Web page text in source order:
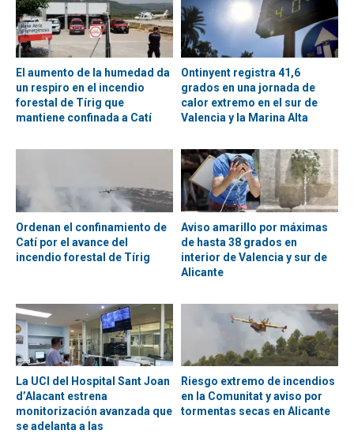
El aumento de la humedad da
un respiro en el incendio
forestal de Tírig que
mantiene confinada a Catí
Ontinyent registra 41,6
grados en una jornada de
calor extremo en el sur de
Valencia y la Marina Alta
Ordenan el confinamiento de
Catí por el avance del
incendio forestal de Tírig
Aviso amarillo por máximas
de hasta 38 grados en
interior de Valencia y sur de
Alicante
La UCI del Hospital Sant Joan
d’Alacant estrena
monitorización avanzada que
se adelanta a las
Riesgo extremo de incendios
en la Comunitat y aviso por
tormentas secas en Alicante